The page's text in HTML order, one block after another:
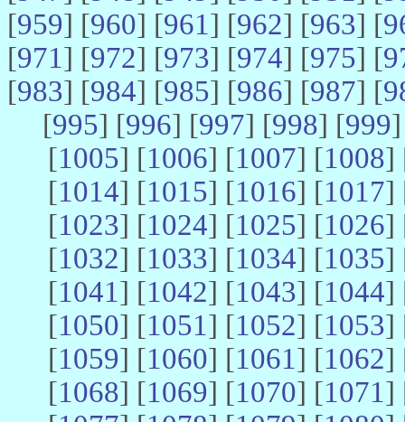
[959] [960] [961] [962] [963] [
[971] [972] [973] [974] [975] [
[983] [984] [985] [986] [987] [
[995] [996] [997] [998] [999
[1005] [1006] [1007] [1008]
[1014] [1015] [1016] [1017]
[1023] [1024] [1025] [1026]
[1032] [1033] [1034] [1035]
[1041] [1042] [1043] [1044]
[1050] [1051] [1052] [1053]
[1059] [1060] [1061] [1062]
[1068] [1069] [1070] [1071]